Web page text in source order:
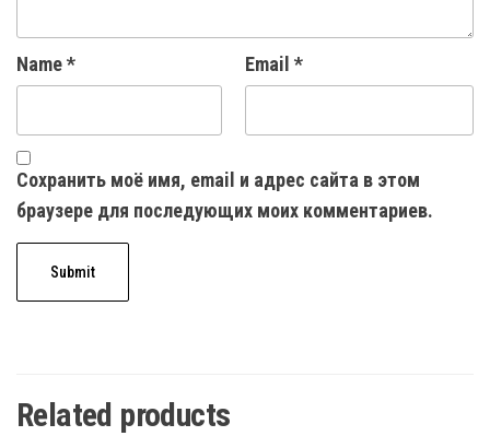
Name* Email *
Сохранить моё имя, email и адрес сайта в этом
браузере для последующих моих комментариев.
Related products